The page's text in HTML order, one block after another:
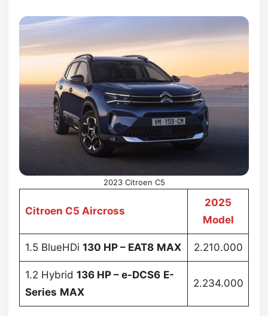
2023 Citroen C5
Citroen C5 Aircross
2025
Model
1.5 BlueHDi 130 HP – EAT8 MAX 2.210.000
1.2 Hybrid 136 HP – e-DCS6 E-
Series MAX
2.234.000